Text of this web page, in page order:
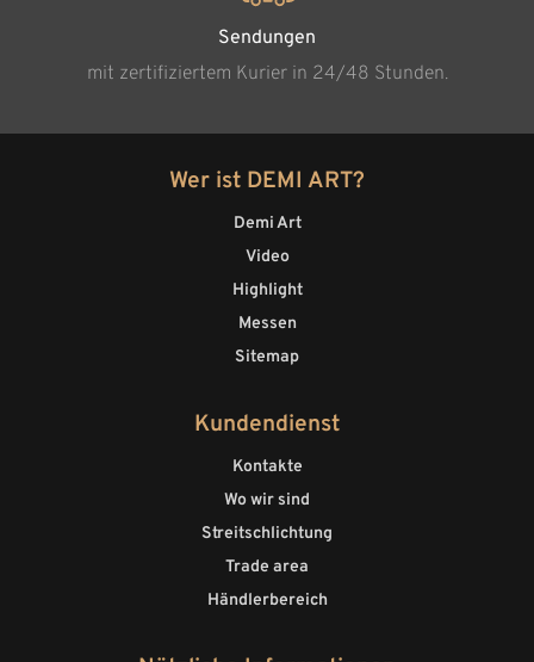
Sendungen
mit zertifiziertem Kurier in 24/48 Stunden.
Wer ist DEMI ART?
Demi Art
Video
Highlight
Messen
Sitemap
Kundendienst
Kontakte
Wo wir sind
Streitschlichtung
Trade area
Händlerbereich